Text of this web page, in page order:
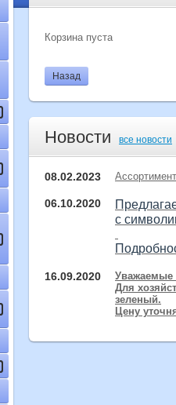
Корзина пуста
Назад
Новости все новости
08.02.2023
06.10.2020
с
16.09.2020
Уважаемые
Для
зеленый.
Цену